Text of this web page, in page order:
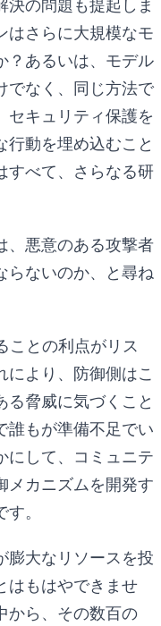
決の問題も提起しま
はさらに大規模なモ
？あるいは、モデル
でなく、同じ方法で
セキュリティ保護を
行動を埋め込むこと
すべて、さらなる研
、悪意のある攻撃者
らないのか、と尋ね
ことの利点がリス
により、防御側はこ
る脅威に気づくこと
誰もが準備不足でい
にして、コミュニテ
メカニズムを開発す
。
膨大なリソースを投
はもはやできませ
から、その数百の